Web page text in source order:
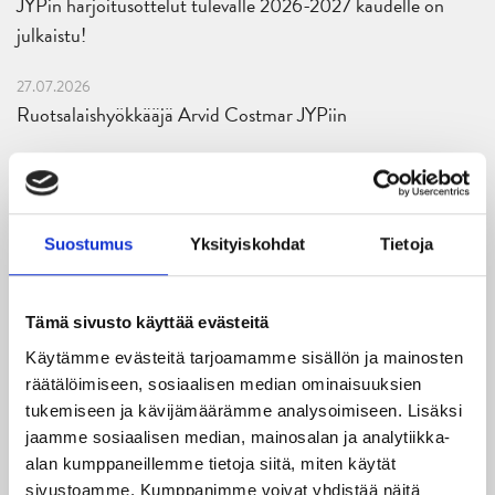
Suostumus Yksityiskohdat Tietoja
Tämä sivusto käyttää evästeitä
Käytämme evästeitä tarjoamamme sisällön ja mainosten
räätälöimiseen, sosiaalisen median ominaisuuksien
tukemiseen ja kävijämäärämme analysoimiseen. Lisäksi
jaamme sosiaalisen median, mainosalan ja analytiikka-
alan kumppaneillemme tietoja siitä, miten käytät
sivustoamme. Kumppanimme voivat yhdistää näitä
julkaistu!
27.07.2026
Ruotsalaishyökkääjä Arvid Costmar JYPiin
25.06.2026
JYP ja Secto Rally Finland yhteistyöhön
02.06.2026
Liiga-kauden 2026-2027 otteluohjelma on julkaistu!
27.05.2026
Reece Newkirk vahvistamaan JYP-hyökkäystä!
18.05.2026
Jaatinen ja Liljamo jatkosopimuksiin – JYPin ja KeuPa HT:n
yhteistyö jatkuu